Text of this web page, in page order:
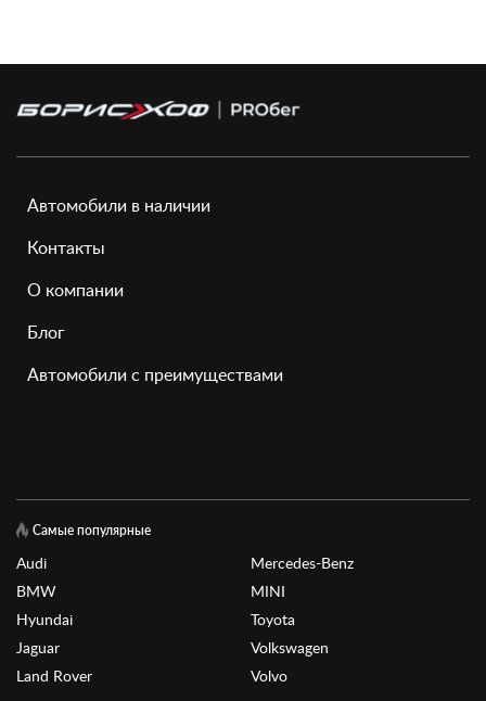
Автомобили в наличии
Контакты
О компании
Блог
Автомобили с преимуществами
Самые популярные
Audi
BMW
Hyundai
Jaguar
Land Rover
Mercedes-Benz
MINI
Toyota
Volkswagen
Volvo